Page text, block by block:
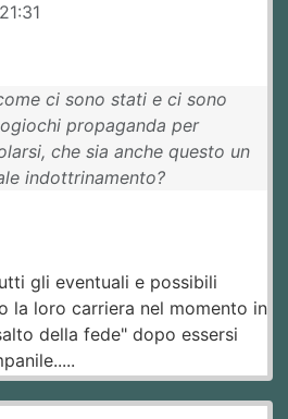
ci sono stati e ci sono
propaganda per
che sia anche questo un
indottrinamento?
gli eventuali e possibili
la loro carriera nel momento in
della fede" dopo essersi